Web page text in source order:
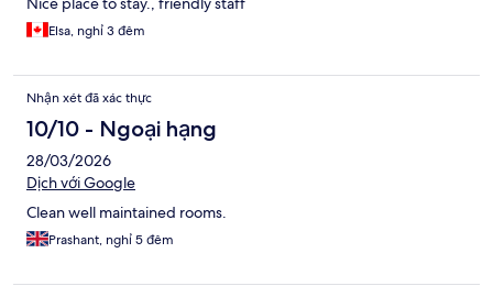
Elsa, nghỉ 3 đêm
Nhận xét đã xác thực
10/10 - Ngoại hạng
28/03/2026
Dịch với Google
Clean well maintained rooms.
Prashant, nghỉ 5 đêm